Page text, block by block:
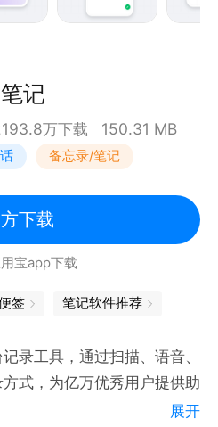
随地查看
多种优质内容
书和名片等，将信息数字化
，识别并保存图片中的文字
PDF、图片、音频等几乎所
记录效率
记
万下载 150.31 MB
备忘录/笔记
下载
宝app下载
签 笔记软件推荐
录工具，通过扫描、语音、
式，为亿万优秀用户提供助
展开